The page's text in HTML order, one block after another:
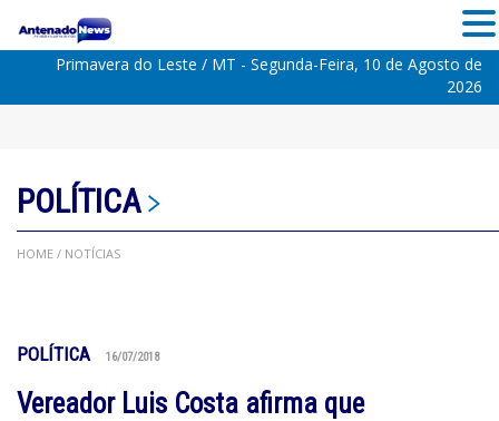
Primavera do Leste / MT - Segunda-Feira, 10 de Agosto de
2026
POLÍTICA
HOME / NOTÍCIAS
POLÍTICA 16/07/2018
Vereador Luis Costa afirma que